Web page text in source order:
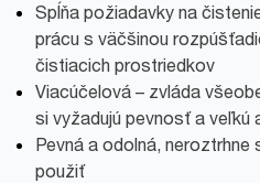
Spĺňa požiadavky na
prácu s väčšinou
čistiacich prostriedkov
Viacúčelová – zvláda
si vyžadujú pevnosť a
Pevná a odolná,
použiť